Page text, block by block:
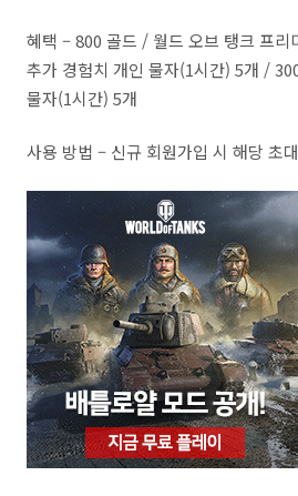
혜택 – 800 골드 / 월드 오브 탱크 프
추가 경험치 개인 물자(1시간) 5개 /
물자(1시간) 5개
사용 방법 – 신규 회원가입 시 해당 초